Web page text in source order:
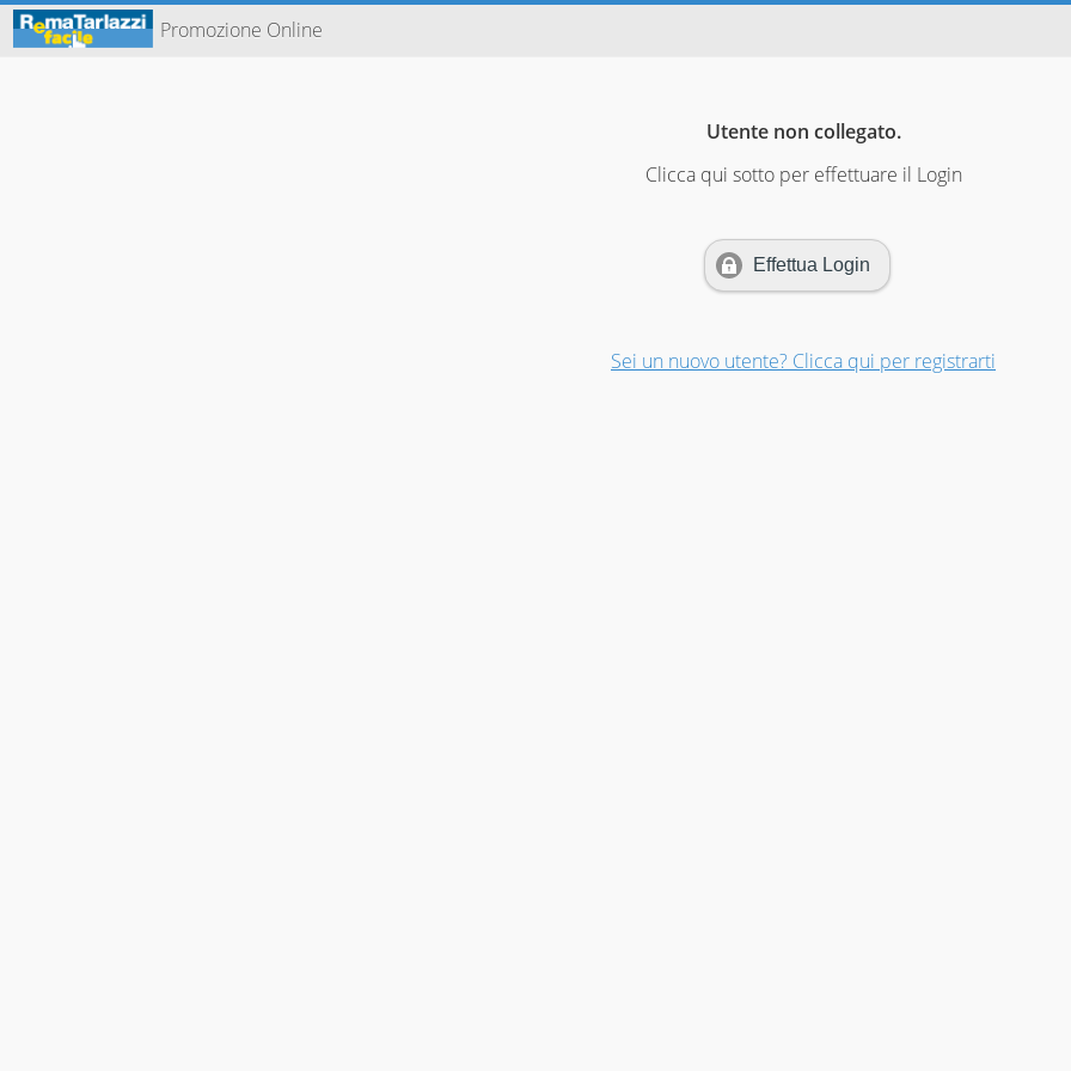
Promozione Online
Utente non collegato.
Clicca qui sotto per effettuare il Login
Effettua Login
Sei un nuovo utente? Clicca qui per registrarti